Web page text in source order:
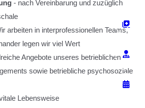
- nach Vereinbarung und zuzüglich
arbeiten in interprofessionellen Teams,
legen wir viel Wert
Angebote unseres betrieblichen
sowie betriebliche psychosoziale
Lebensweise